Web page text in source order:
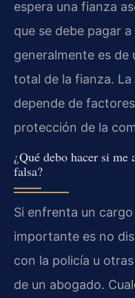
espera una fianza
que se debe pagar
generalmente es
total de la fianza.
depende de
protección de la
¿Qué debo hacer si
falsa?
Si enfrenta un
importante es no
con la policía u
de un abogado.